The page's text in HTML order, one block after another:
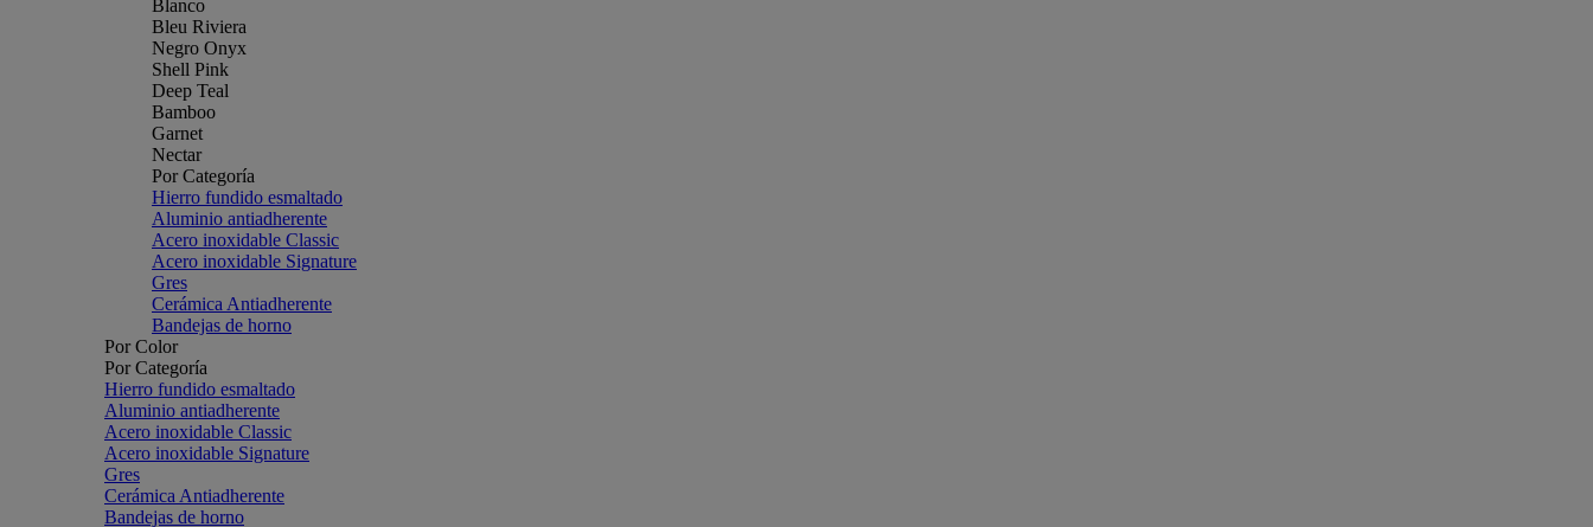
Blanco
Bleu Riviera
Negro Onyx
Shell Pink
Deep Teal
Bamboo
Garnet
Nectar
Por Categoría
Hierro fundido esmaltado
Aluminio antiadherente
Acero inoxidable Classic
Acero inoxidable Signature
Gres
Cerámica Antiadherente
Bandejas de horno
Por Color
Por Categoría
Hierro fundido esmaltado
Aluminio antiadherente
Acero inoxidable Classic
Acero inoxidable Signature
Gres
Cerámica Antiadherente
Bandejas de horno